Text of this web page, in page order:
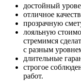
достойный
отличное
прозрачную
лояльную
стремимся
с разным
длительные
строгое
работ.